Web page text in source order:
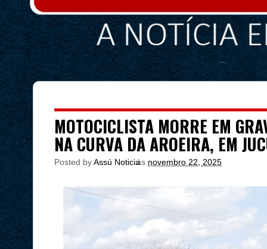
MOTOCICLISTA MORRE EM
NA CURVA DA AROEIRA, EM
Posted byAssú Noticia
às novembro 22, 2025